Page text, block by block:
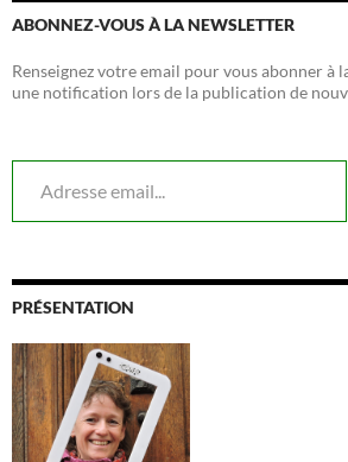
ABONNEZ-VOUS À LA NEWSLETTER
Renseignez votre email pour vous abonner à
une notification lors de la publication de
Adresse email...
PRÉSENTATION